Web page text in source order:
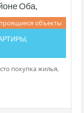
Оба,
объекты
покупка жилья,